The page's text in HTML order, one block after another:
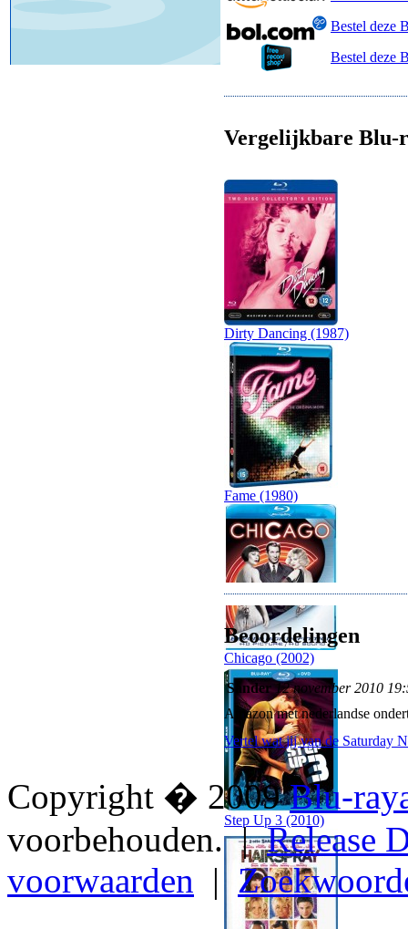
Bestel deze
Bestel deze
Vergelijkbare Blu-
Dirty Dancing (1987)
Fame (1980)
Chicago (2002)
Step Up 3 (2010)
Beoordelingen
Sander 12 november 2010
Amazon met nederlandse
Vertel wat jij van de Saturday
Copyright � 2009Blu-
voorbehouden. |Release
voorwaarden |